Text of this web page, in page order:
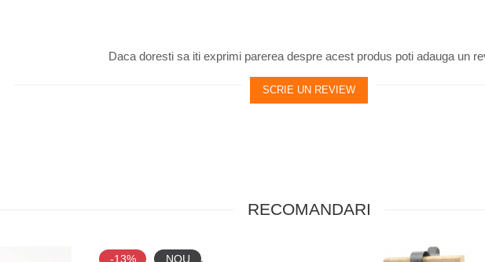
Daca doresti sa iti exprimi parerea despre acest produs poti adauga un
SCRIE UN REVIEW
RECOMANDARI
-13% NOU